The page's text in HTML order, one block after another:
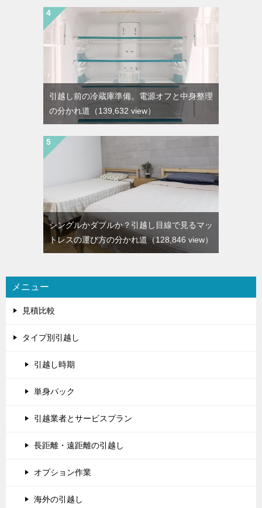
引越し前の冷蔵庫準備。電源オフと中身整理
の分かれ道 （139,632 view）
シングルかダブルか？引越し目線で見るマッ
トレスの運び方の分かれ道（128,846 view）
メニュー
見積比較
タイプ別引越し
引越し時期
単身パック
引越業者とサービスプラン
長距離・遠距離の引越し
オプション作業
海外の引越し